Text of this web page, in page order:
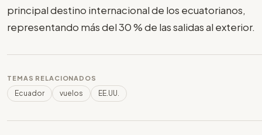
principal destino internacional de los ecuatorianos,
representando más del 30 % de las salidas al exterior.
TEMAS RELACIONADOS
Ecuador vuelos EE.UU.